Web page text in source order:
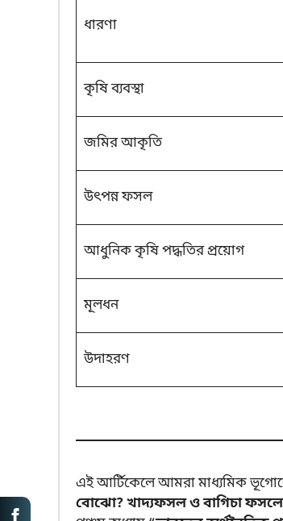
ধারণা
কৃষি ব্যবস্থা
জমির আকৃতি
উৎপন্ন ফসল
আধুনিক কৃষি পদ্ধতির প্রয়োগ
মূলধন
উদাহরণ
এই আর্টিকেলে আমরা মাধ্যমিক
বোঝো? খাদ্যফসল ও বাগিচা